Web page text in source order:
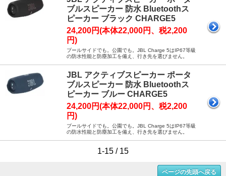
ブルスピーカー 防水 Bluetoothス
ピーカー ブラック CHARGE5
24,200円(本体22,000円、税2,200
円)
プールサイドでも。公園でも。JBL Charge 5はIP67等級
の防水性能と防塵加工を備え、行き先を選びません。
JBL アクティブスピーカー ポータ
ブルスピーカー 防水 Bluetoothス
ピーカー ブルー CHARGE5
24,200円(本体22,000円、税2,200
円)
プールサイドでも。公園でも。JBL Charge 5はIP67等級
の防水性能と防塵加工を備え、行き先を選びません。
1-15 / 15
ページの先頭へ戻る